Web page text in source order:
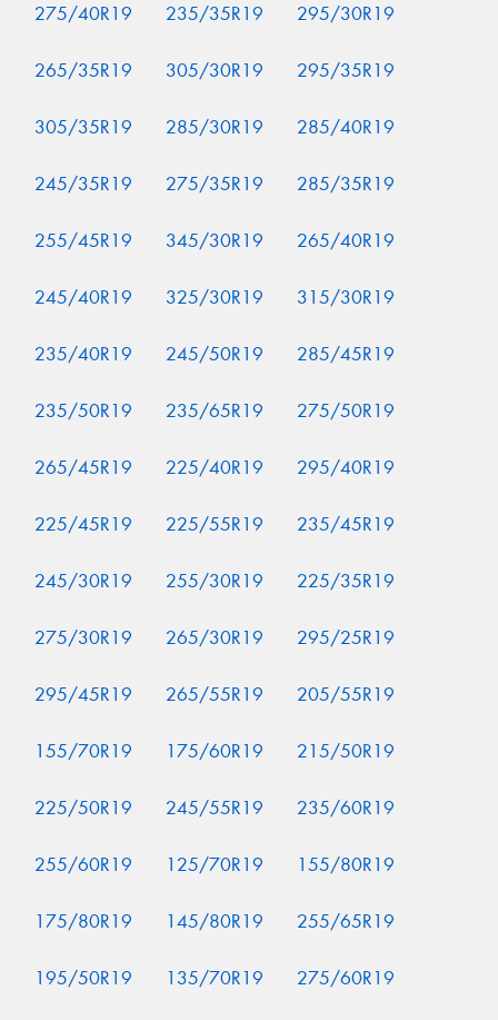
275/40R19 235/35R19 295/30R19
265/35R19 305/30R19 295/35R19
305/35R19 285/30R19 285/40R19
245/35R19 275/35R19 285/35R19
255/45R19 345/30R19 265/40R19
245/40R19 325/30R19 315/30R19
235/40R19 245/50R19 285/45R19
235/50R19 235/65R19 275/50R19
265/45R19 225/40R19 295/40R19
225/45R19 225/55R19 235/45R19
245/30R19 255/30R19 225/35R19
275/30R19 265/30R19 295/25R19
295/45R19 265/55R19 205/55R19
155/70R19 175/60R19 215/50R19
225/50R19 245/55R19 235/60R19
255/60R19 125/70R19 155/80R19
175/80R19 145/80R19 255/65R19
195/50R19 135/70R19 275/60R19